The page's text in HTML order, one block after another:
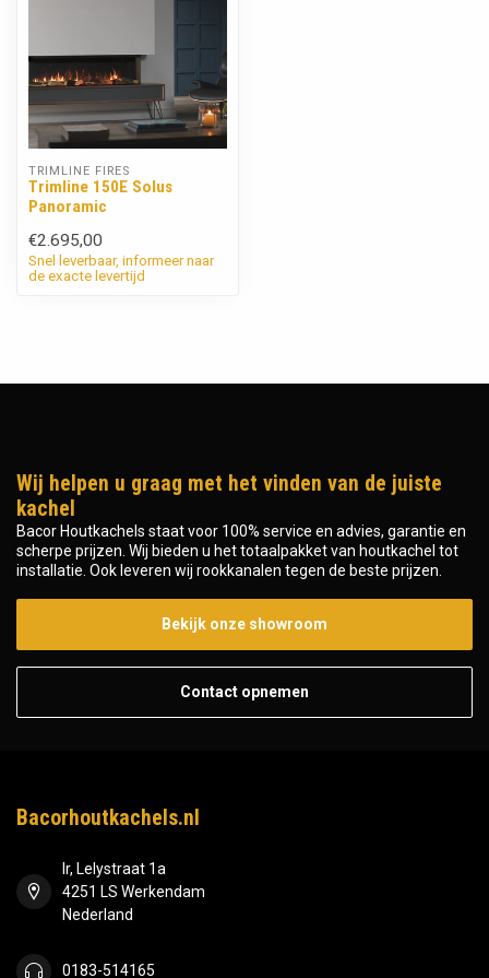
TRIMLINE FIRES
Trimline 150E Solus
Panoramic
€2.695,00
Snel leverbaar, informeer naar
de exacte levertijd
Wij helpen u graag met het vinden van de juiste
kachel
Bacor Houtkachels staat voor 100% service en advies, garantie en
scherpe prijzen. Wij bieden u het totaalpakket van houtkachel tot
installatie. Ook leveren wij rookkanalen tegen de beste prijzen.
Bekijk onze showroom
Contact opnemen
Bacorhoutkachels.nl
Ir, Lelystraat 1a
4251 LS Werkendam
Nederland
0183-514165